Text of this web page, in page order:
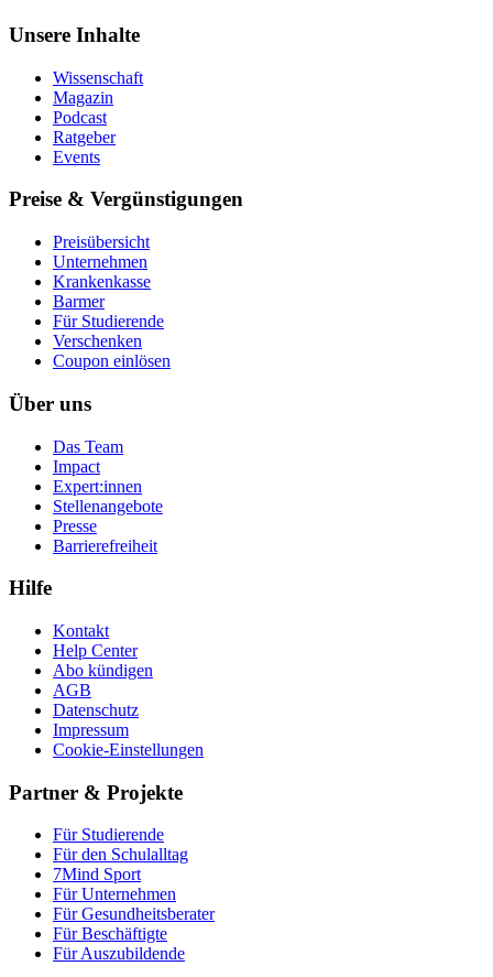
Unsere Inhalte
Wissenschaft
Magazin
Podcast
Ratgeber
Events
Preise & Vergünstigungen
Preisübersicht
Unternehmen
Krankenkasse
Barmer
Für Studierende
Ver­schen­ken
Coupon einlösen
Über uns
Das Team
Impact
Expert:innen
Stellenangebote
Presse
Barrierefreiheit
Hilfe
Kontakt
Help Center
Abo kündigen
AGB
Datenschutz
Impressum
Cookie-Einstellungen
Partner & Projekte
Für Stu­die­rende
Für den Schulalltag
7Mind Sport
Für Unter­neh­men
Für Gesund­heits­be­ra­ter
Für Beschäftigte
Für Auszubildende